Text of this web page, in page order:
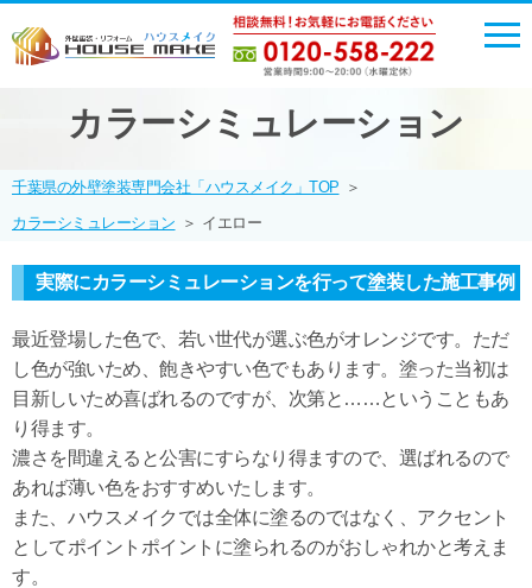
カラーシミュレーション
千葉県の外壁塗装専門会社「ハウスメイク」TOP ＞
カラーシミュレーション ＞ イエロー
実際にカラーシミュレーションを行って塗装した施工事例
最近登場した色で、若い世代が選ぶ色がオレンジです。ただ
し色が強いため、飽きやすい色でもあります。塗った当初は
目新しいため喜ばれるのですが、次第と……ということもあ
り得ます。
濃さを間違えると公害にすらなり得ますので、選ばれるので
あれば薄い色をおすすめいたします。
また、ハウスメイクでは全体に塗るのではなく、アクセント
としてポイントポイントに塗られるのがおしゃれかと考えま
す。